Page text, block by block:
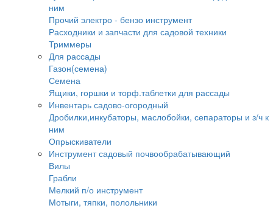
ним
Прочий электро - бензо инструмент
Расходники и запчасти для садовой техники
Триммеры
Для рассады
Газон(семена)
Семена
Ящики, горшки и торф.таблетки для рассады
Инвентарь садово-огородный
Дробилки,инкубаторы, маслобойки, сепараторы и з/ч к
ним
Опрыскиватели
Инструмент садовый почвообрабатывающий
Вилы
Грабли
Мелкий п/о инструмент
Мотыги, тяпки, полольники